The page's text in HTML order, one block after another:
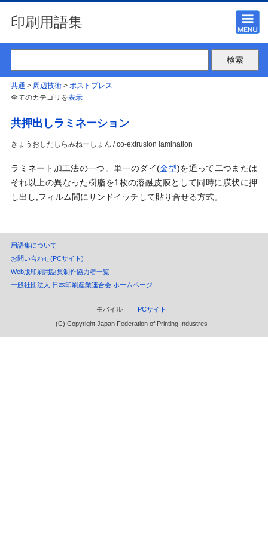
印刷用語集
共通 > 周辺技術> ポストプレス
全てのカテゴリを表示
共押出しラミネーション
きょうおしだしらみねーしょん / co-extrusion lamination
ラミネート加工法の一つ。単一のダイ(金型)を通って二つまたは
それ以上の異なった樹脂を1枚の溶融皮膜として同時に膜状に押
し出し,フィルム間にサンドイッチして貼り合せる方式。
用語集について
お問い合わせ(PCサイト)
Web版印刷用語集制作協力者一覧
一般社団法人 日本印刷産業連合会 ホームページ
モバイル | PCサイト
(C) Copyright Japan Federation of Printing Industres